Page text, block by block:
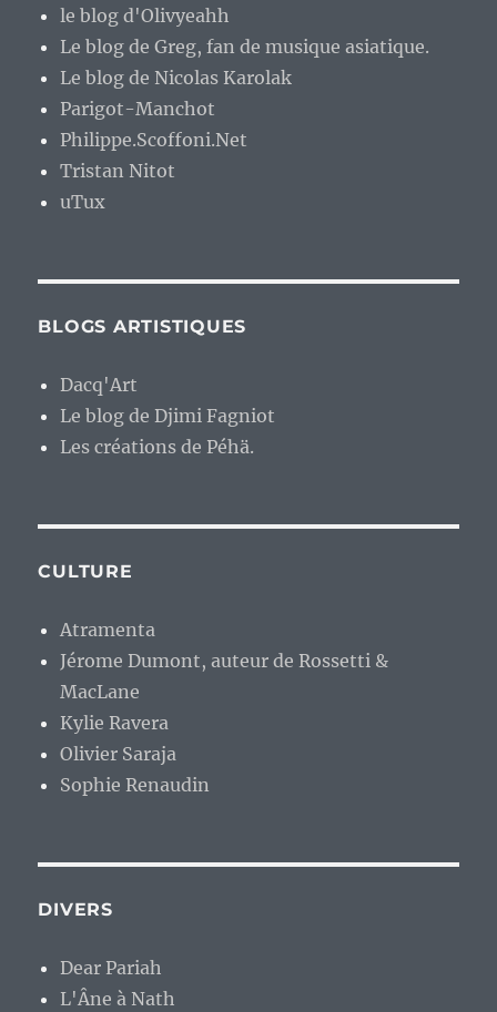
le blog d'Olivyeahh
Le blog de Greg, fan de musique asiatique.
Le blog de Nicolas Karolak
Parigot-Manchot
Philippe.Scoffoni.Net
Tristan Nitot
uTux
BLOGS ARTISTIQUES
Dacq'Art
Le blog de Djimi Fagniot
Les créations de Péhä.
CULTURE
Atramenta
Jérome Dumont, auteur de Rossetti &
MacLane
Kylie Ravera
Olivier Saraja
Sophie Renaudin
DIVERS
Dear Pariah
L'Âne à Nath